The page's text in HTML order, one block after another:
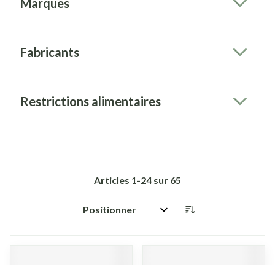
Marques
Fabricants
Restrictions alimentaires
Articles 1-24 sur 65
Trier par: